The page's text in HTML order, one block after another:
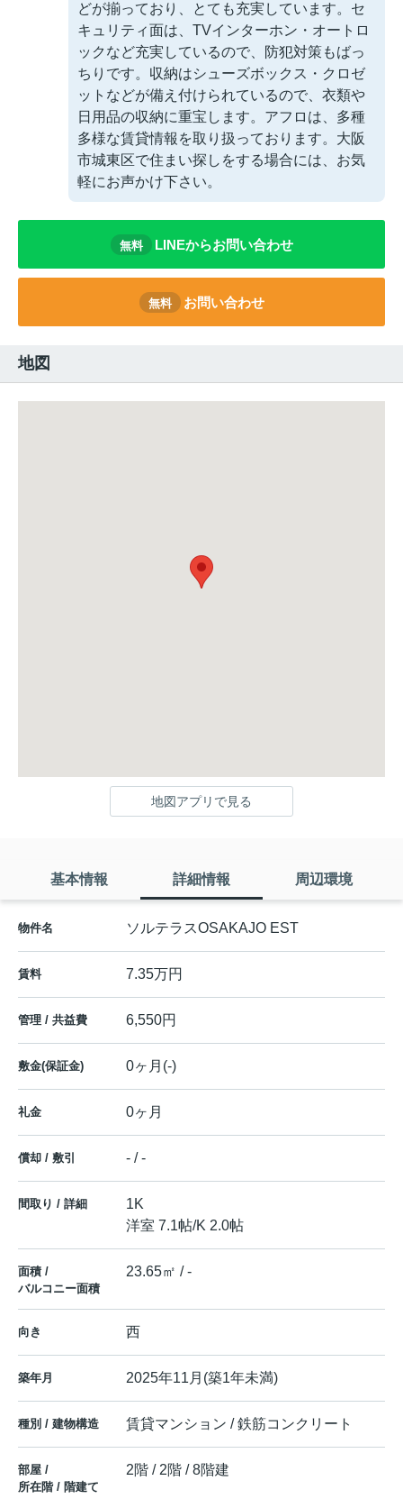
どが揃っており、とても充実しています。セ
キュリティ面は、TVインターホン・オートロ
ックなど充実しているので、防犯対策もばっ
ちりです。収納はシューズボックス・クロゼ
ットなどが備え付けられているので、衣類や
日用品の収納に重宝します。アフロは、多種
多様な賃貸情報を取り扱っております。大阪
市城東区で住まい探しをする場合には、お気
軽にお声かけ下さい。
無料 LINEからお問い合わせ
無料 お問い合わせ
地図
地図アプリで見る
基本情報 詳細情報 周辺環境
物件名 ソルテラスOSAKAJO EST
賃料 7.35万円
管理 / 共益費 6,550円
敷金(保証金) 0ヶ月(-)
礼金 0ヶ月
償却 / 敷引 - / -
間取り / 詳細
1K
洋室 7.1帖/K 2.0帖
面積 /
バルコニー面積
23.65㎡ / -
向き 西
築年月 2025年11月(築1年未満)
種別 / 建物構造 賃貸マンション / 鉄筋コンクリート
部屋 /
所在階 / 階建て
2階 / 2階 / 8階建